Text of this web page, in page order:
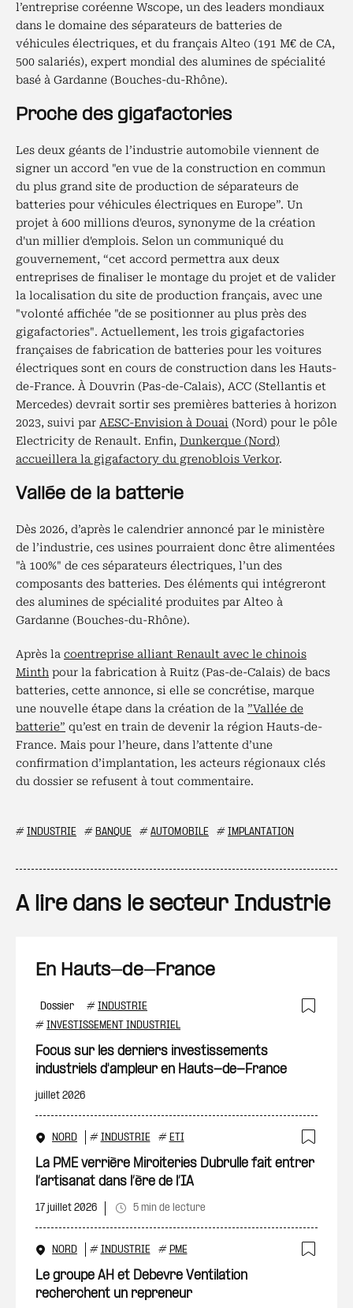
l’entreprise coréenne Wscope, un des leaders mondiaux
dans le domaine des séparateurs de batteries de
véhicules électriques, et du français Alteo (191 M€ de CA,
500 salariés), expert mondial des alumines de spécialité
basé à Gardanne (Bouches-du-Rhône).
Proche des gigafactories
Les deux géants de l’industrie automobile viennent de
signer un accord "en vue de la construction en commun
du plus grand site de production de séparateurs de
batteries pour véhicules électriques en Europe”. Un
projet à 600 millions d'euros, synonyme de la création
d'un millier d'emplois. Selon un communiqué du
gouvernement, “cet accord permettra aux deux
entreprises de finaliser le montage du projet et de valider
la localisation du site de production français, avec une
"volonté affichée "de se positionner au plus près des
gigafactories". Actuellement, les trois gigafactories
françaises de fabrication de batteries pour les voitures
électriques sont en cours de construction dans les Hauts-
de-France. À Douvrin (Pas-de-Calais), ACC (Stellantis et
Mercedes) devrait sortir ses premières batteries à horizon
2023, suivi par AESC-Envision à Douai (Nord) pour le pôle
Electricity de Renault. Enfin, Dunkerque (Nord)
accueillera la gigafactory du grenoblois Verkor.
Vallée de la batterie
Dès 2026, d’après le calendrier annoncé par le ministère
de l’industrie, ces usines pourraient donc être alimentées
"à 100%" de ces séparateurs électriques, l’un des
composants des batteries. Des éléments qui intégreront
des alumines de spécialité produites par Alteo à
Gardanne (Bouches-du-Rhône).
Après la coentreprise alliant Renault avec le chinois
Minth pour la fabrication à Ruitz (Pas-de-Calais) de bacs
batteries, cette annonce, si elle se concrétise, marque
une nouvelle étape dans la création de la ”Vallée de
batterie” qu’est en train de devenir la région Hauts-de-
France. Mais pour l’heure, dans l’attente d’une
confirmation d’implantation, les acteurs régionaux clés
du dossier se refusent à tout commentaire.
# INDUSTRIE # BANQUE # AUTOMOBILE # IMPLANTATION
A lire dans le secteur Industrie
En Hauts-de-France
Dossier # INDUSTRIE
# INVESTISSEMENT INDUSTRIEL
Focus sur les derniers investissements
industriels d'ampleur en Hauts-de-France
juillet 2026
NORD # INDUSTRIE # ETI
La PME verrière Miroiteries Dubrulle fait entrer
l’artisanat dans l’ère de l’IA
17 juillet 2026 5 min de lecture
NORD # INDUSTRIE # PME
Le groupe AH et Debevre Ventilation
recherchent un repreneur